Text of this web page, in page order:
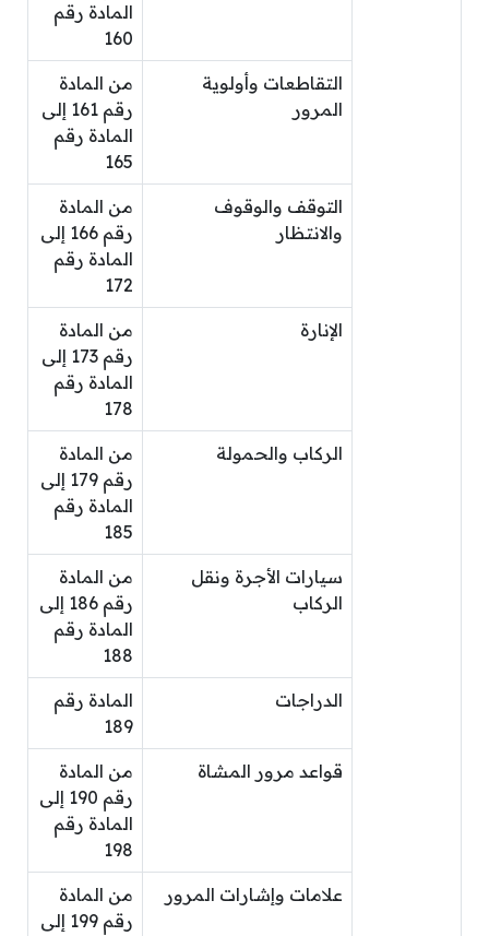
المادة رقم
160
التقاطعات وأولوية
المرور
من المادة
رقم 161 إلى
المادة رقم
165
التوقف والوقوف
والانتظار
من المادة
رقم 166 إلى
المادة رقم
172
الإنارة
من المادة
رقم 173 إلى
المادة رقم
178
الركاب والحمولة
من المادة
رقم 179 إلى
المادة رقم
185
سيارات الأجرة ونقل
الركاب
من المادة
رقم 186 إلى
المادة رقم
188
الدراجات
المادة رقم
189
قواعد مرور المشاة
من المادة
رقم 190 إلى
المادة رقم
198
علامات وإشارات المرور
من المادة
رقم 199 إلى